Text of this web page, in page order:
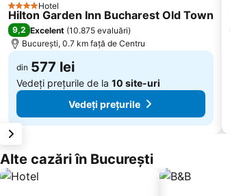
4 SteleHotel
Hilton Garden Inn Bucharest Old Town
9,2 Excelent (10.875 evaluări)
București, 0.7 km faţă de Centru
din 577 lei
Vedeți prețurile de la 10 site-uri
Vedeți prețurile
Alte cazări în București